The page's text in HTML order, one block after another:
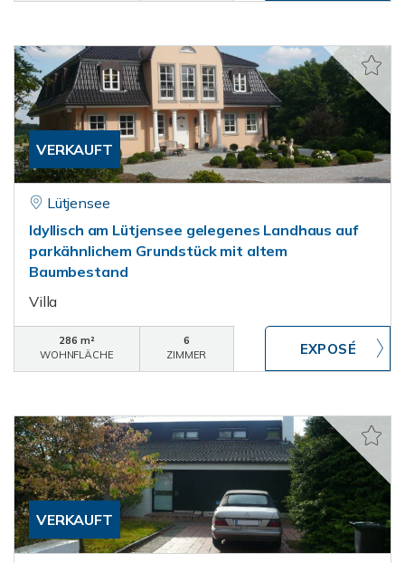
VERKAUFT
Lütjensee
Idyllisch am Lütjensee gelegenes Landhaus auf
parkähnlichem Grundstück mit altem
Baumbestand
Villa
286 m²
WOHNFLÄCHE
6
ZIMMER
VERKAUFT